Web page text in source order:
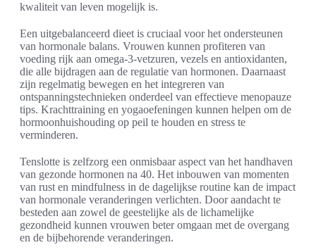
kwaliteit van leven mogelijk is.
Een uitgebalanceerd dieet is cruciaal voor het ondersteunen
van hormonale balans. Vrouwen kunnen profiteren van
voeding rijk aan omega-3-vetzuren, vezels en antioxidanten,
die alle bijdragen aan de regulatie van hormonen. Daarnaast
zijn regelmatig bewegen en het integreren van
ontspanningstechnieken onderdeel van effectieve menopauze
tips. Krachttraining en yogaoefeningen kunnen helpen om de
hormoonhuishouding op peil te houden en stress te
verminderen.
Tenslotte is zelfzorg een onmisbaar aspect van het handhaven
van gezonde hormonen na 40. Het inbouwen van momenten
van rust en mindfulness in de dagelijkse routine kan de impact
van hormonale veranderingen verlichten. Door aandacht te
besteden aan zowel de geestelijke als de lichamelijke
gezondheid kunnen vrouwen beter omgaan met de overgang
en de bijbehorende veranderingen.